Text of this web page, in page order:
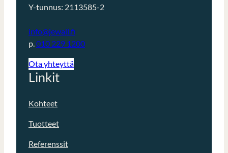
Y-tunnus: 2113585-2
info@jewall.fi
p. 010 229 1200
Ota yhteyttä
Linkit
Kohteet
Tuotteet
Referenssit